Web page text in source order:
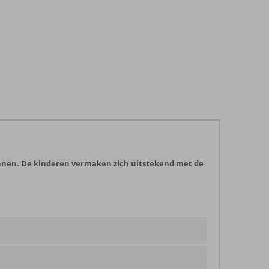
De kinderen vermaken zich uitstekend met de